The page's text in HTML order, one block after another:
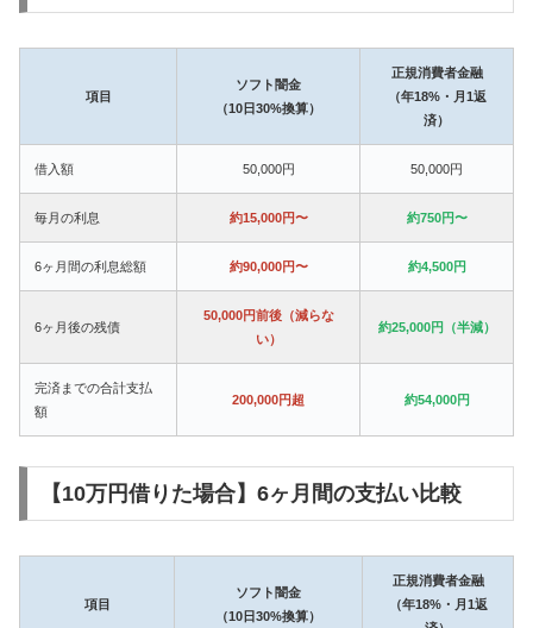
項目
ソフト闇金
（10日30%換算）
正規消費者金融
（年18%・月1返
済）
借入額 50,000円 50,000円
毎月の利息 約15,000円〜 約750円〜
6ヶ月間の利息総額 約90,000円〜 約4,500円
6ヶ月後の残債
50,000円前後（減らな
い）
約25,000円（半減）
完済までの合計支払
額
200,000円超 約54,000円
【10万円借りた場合】6ヶ月間の支払い比較
項目
ソフト闇金
（10日30%換算）
正規消費者金融
（年18%・月1返